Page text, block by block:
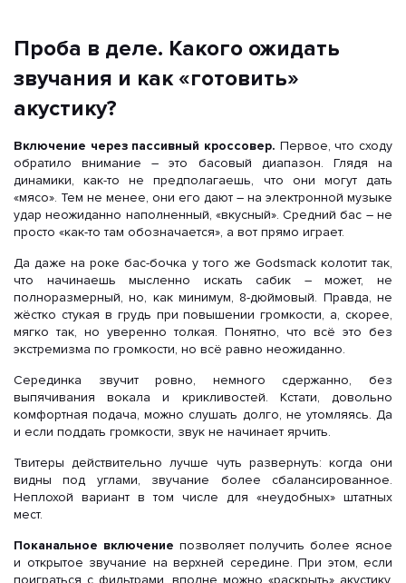
Проба в деле. Какого ожидать
звучания и как «готовить»
акустику?
Включение через пассивный кроссовер. Первое, что сходу
обратило внимание – это басовый диапазон. Глядя на
динамики, как-то не предполагаешь, что они могут дать
«мясо». Тем не менее, они его дают – на электронной музыке
удар неожиданно наполненный, «вкусный». Средний бас – не
просто «как-то там обозначается», а вот прямо играет.
Да даже на роке бас-бочка у того же Godsmack колотит так,
что начинаешь мысленно искать сабик – может, не
полноразмерный, но, как минимум, 8-дюймовый. Правда, не
жёстко стукая в грудь при повышении громкости, а, скорее,
мягко так, но уверенно толкая. Понятно, что всё это без
экстремизма по громкости, но всё равно неожиданно.
Серединка звучит ровно, немного сдержанно, без
выпячивания вокала и крикливостей. Кстати, довольно
комфортная подача, можно слушать долго, не утомляясь. Да
и если поддать громкости, звук не начинает ярчить.
Твитеры действительно лучше чуть развернуть: когда они
видны под углами, звучание более сбалансированное.
Неплохой вариант в том числе для «неудобных» штатных
мест.
Поканальное включение позволяет получить более ясное
и открытое звучание на верхней середине. При этом, если
поиграться с фильтрами, вполне можно «раскрыть» акустику,